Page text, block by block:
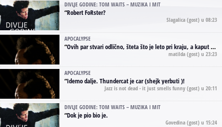
DIVLJE GODINE: TOM WAITS – MUZIKA I MIT
“Robert FoRster?
Slagalica (gost) u 08:23
APOCALYPSE
“Ovih par stvari odlično, šteta što je leto pri kraju, a kaput koji te vervoatno podseća na pirotski ćilim je iz tradicije Navaho indijanaca ;)
matilda (gost) u 23:23
APOCALYPSE
“Idemo dalje. Thundercat je car (shejk yerbuti )!
Jazz is not dead - it just smells funny (gost) u 20:11
DIVLJE GODINE: TOM WAITS – MUZIKA I MIT
“Dok je pio bio je.
Govedina (gost) u 15:24